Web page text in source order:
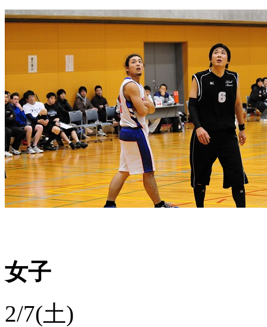
女子
2/7(土)